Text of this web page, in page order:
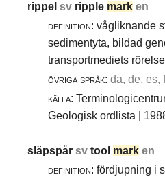
rippelsv ripple mark en
definition: vågliknande
sedimentyta, bildad
transportmediets
övriga språk: da, de, es,
källa:
Geologisk ordlista |
släpspårsvtool mark en
definition: fördjupning i